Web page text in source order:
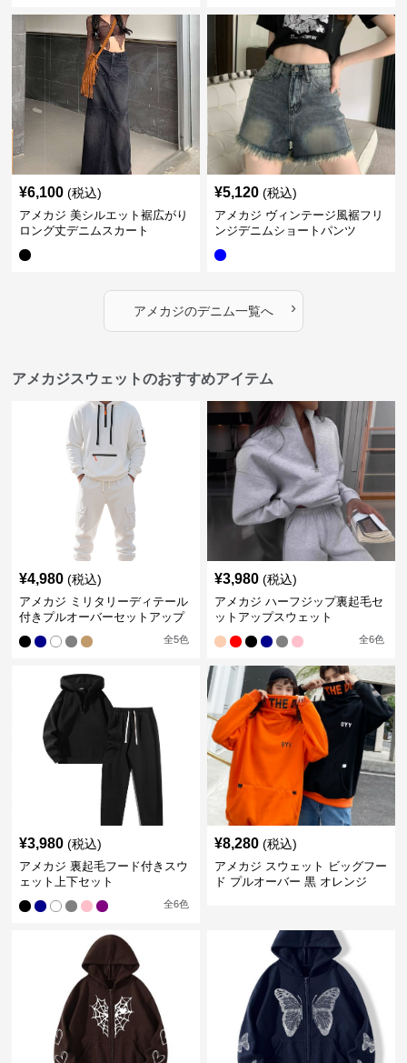
¥6,100 (税込)
アメカジ 美シルエット裾広がり
ロング丈デニムスカート
¥5,120 (税込)
アメカジ ヴィンテージ風裾フリ
ンジデニムショートパンツ
アメカジのデニム一覧へ ›
アメカジスウェットのおすすめアイテム
¥4,980 (税込)
アメカジ ミリタリーディテール
付きプルオーバーセットアップ
全5色
¥3,980 (税込)
アメカジ ハーフジップ裏起毛セ
ットアップスウェット
全6色
¥3,980 (税込)
アメカジ 裏起毛フード付きスウ
ェット上下セット
全6色
¥8,280 (税込)
アメカジ スウェット ビッグフー
ド プルオーバー 黒 オレンジ